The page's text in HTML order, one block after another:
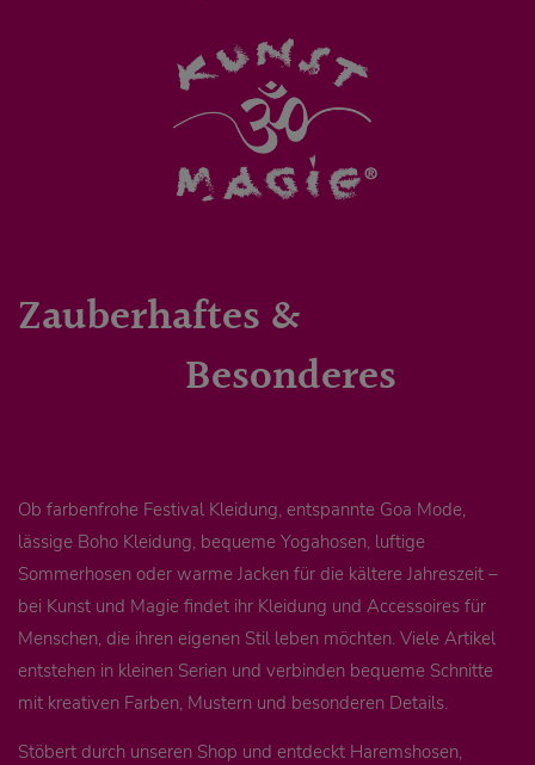
Zauberhaftes &
Besonderes
Ob farbenfrohe Festival Kleidung, entspannte Goa Mode,
lässige Boho Kleidung, bequeme Yogahosen, luftige
Sommerhosen oder warme Jacken für die kältere Jahreszeit –
bei Kunst und Magie findet ihr Kleidung und Accessoires für
Menschen, die ihren eigenen Stil leben möchten. Viele Artikel
entstehen in kleinen Serien und verbinden bequeme Schnitte
mit kreativen Farben, Mustern und besonderen Details.
Stöbert durch unseren Shop und entdeckt Haremshosen,